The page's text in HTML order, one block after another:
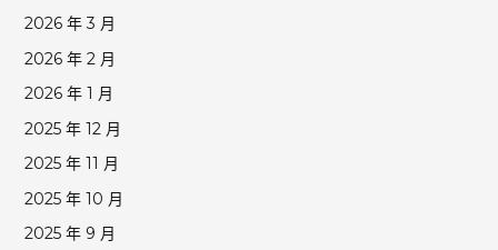
2026 年 3 月
2026 年 2 月
2026 年 1 月
2025 年 12 月
2025 年 11 月
2025 年 10 月
2025 年 9 月